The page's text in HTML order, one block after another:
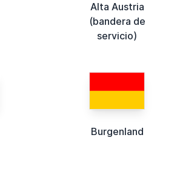
Alta Austria
(bandera de
servicio)
Burgenland